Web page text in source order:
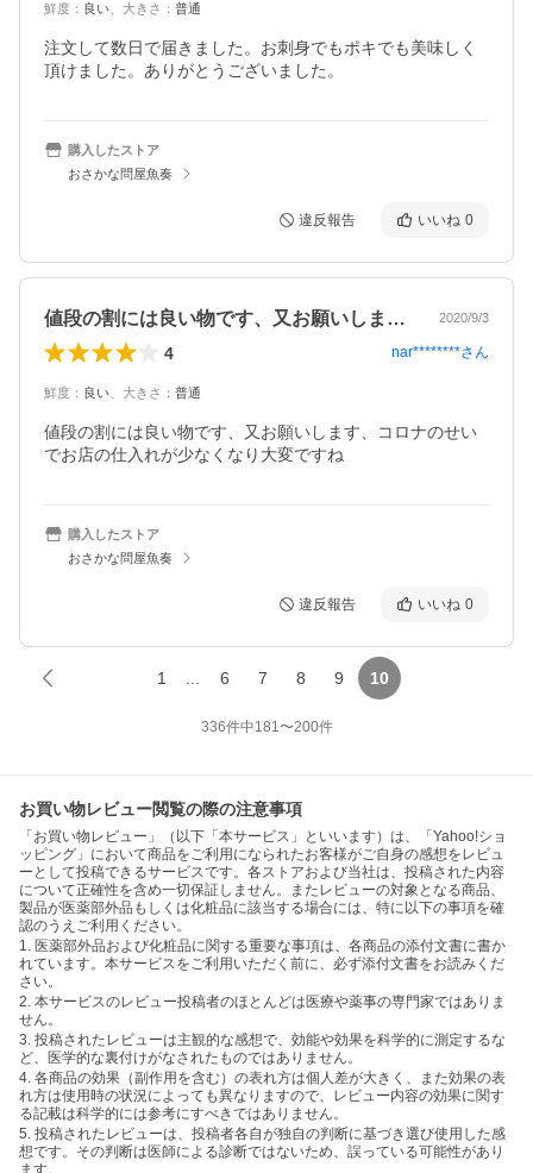
鮮度 ： 良い 大きさ ： 普通
注文して数日で届きました。お刺身でもポキでも美味しく
頂けました。ありがとうございました。
購入したストア
おさかな問屋魚奏
違反報告 いいね 0
値段の割には良い物です、又お願いします… 2020/9/3
4 nar********さん
鮮度 ： 良い 大きさ ： 普通
値段の割には良い物です、又お願いします、コロナのせい
でお店の仕入れが少なくなり大変ですね
購入したストア
おさかな問屋魚奏
違反報告 いいね 0
1 6 7 8 9 10
336件中181〜200件
お買い物レビュー閲覧の際の注意事項
「お買い物レビュー」（以下「本サービス」といいます）は、「Yahoo!ショ
ッピング」において商品をご利用になられたお客様がご自身の感想をレビュ
ーとして投稿できるサービスです。各ストアおよび当社は、投稿された内容
について正確性を含め一切保証しません。またレビューの対象となる商品、
製品が医薬部外品もしくは化粧品に該当する場合には、特に以下の事項を確
認のうえご利用ください。
1. 医薬部外品および化粧品に関する重要な事項は、各商品の添付文書に書か
れています。本サービスをご利用いただく前に、必ず添付文書をお読みくだ
さい。
2. 本サービスのレビュー投稿者のほとんどは医療や薬事の専門家ではありま
せん。
3. 投稿されたレビューは主観的な感想で、効能や効果を科学的に測定するな
ど、医学的な裏付けがなされたものではありません。
4. 各商品の効果（副作用を含む）の表れ方は個人差が大きく、また効果の表
れ方は使用時の状況によっても異なりますので、レビュー内容の効果に関す
る記載は科学的には参考にすべきではありません。
5. 投稿されたレビューは、投稿者各自が独自の判断に基づき選び使用した感
想です。その判断は医師による診断ではないため、誤っている可能性があり
ます。